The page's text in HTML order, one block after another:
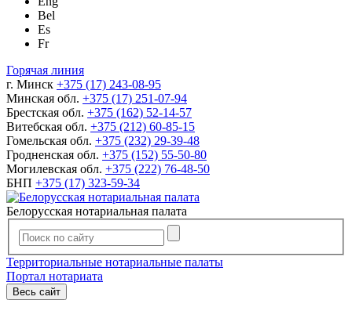
Bel
Es
Fr
Горячая линия
г. Минск +375 (17) 243-08-95
Минская обл. +375 (17) 251-07-94
Брестская обл. +375 (162) 52-14-57
Витебская обл. +375 (212) 60-85-15
Гомельская обл. +375 (232) 29-39-48
Гродненская обл. +375 (152) 55-50-80
Могилевская обл. +375 (222) 76-48-50
БНП +375 (17) 323-59-34
Белорусская нотариальная палата
Территориальные нотариальные палаты
Портал нотариата
Весь сайт